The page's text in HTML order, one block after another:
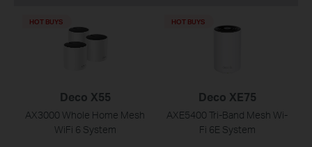
Deco X55
AX3000 Whole Home Mesh
WiFi 6 System
HOT BUYS
Deco XE75
AXE5400 Tri-Band Mesh Wi-
Fi 6E System
HOT BUYS